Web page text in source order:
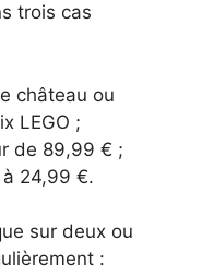
trois cas
château ou
LEGO ;
de 89,99 € ;
24,99 €.
sur deux ou
: